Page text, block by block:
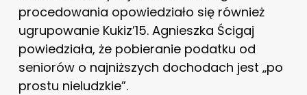
procedowania opowiedziało się również
ugrupowanie Kukiz’15. Agnieszka Ścigaj
powiedziała, że pobieranie podatku od
seniorów o najniższych dochodach jest „po
prostu nieludzkie”.